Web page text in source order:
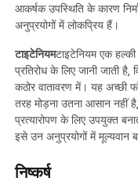
आकर्षक उपस्थिति के कारण
अनुप्रयोगों में लोकप्रिय हैं।
टाइटेनियमटाइटेनियम एक
प्रतिरोध के लिए जानी जाती
कठोर वातावरण में। यह अच्छी
तरह मोड़ना उतना आसान नहीं
प्रत्यारोपण के लिए उपयुक्त
इसे उन अनुप्रयोगों में मूल्यवान
निष्कर्ष